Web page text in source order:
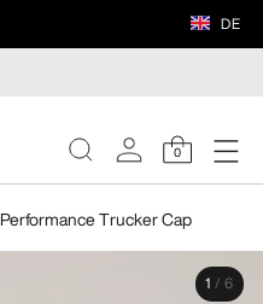
DE
0
Performance Trucker Cap
1 / 6